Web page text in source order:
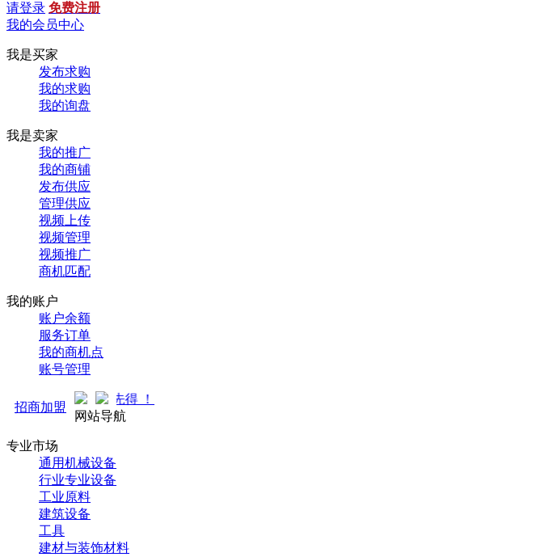
请登录 免费注册
我的会员中心
我是买家
发布求购
我的求购
我的询盘
我是卖家
我的推广
我的商铺
发布供应
管理供应
视频上传
视频管理
视频推广
商机匹配
我的账户
账户余额
服务订单
我的商机点
账号管理
招商加盟
商中... 先到先得 ！
网站导航
专业市场
通用机械设备
行业专业设备
工业原料
建筑设备
工具
建材与装饰材料